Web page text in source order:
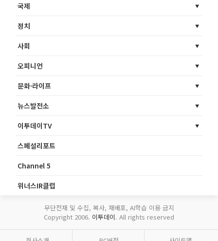
국제
정치
사회
오피니언
문화·라이프
뉴스발전소
이투데이TV
스페셜리포트
Channel 5
위너스IR클럽
무단전재 및 수집, 복사, 재배포, AI학습 이용 금지
Copyright 2006. 이투데이. All rights reserved